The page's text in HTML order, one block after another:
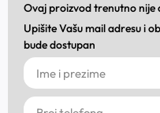
Ovaj proizvod trenutno nije
Upišite Vašu mail adresu i
bude dostupan